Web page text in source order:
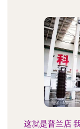
这就是普兰店